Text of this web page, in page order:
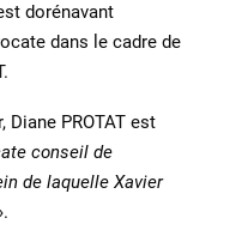
dorénavant
dans le cadre de
Diane PROTAT est
conseil de
de laquelle Xavier